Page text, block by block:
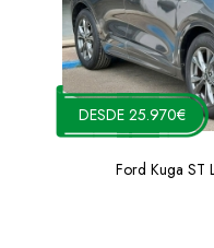
DESDE 25.970€
Ford Kuga ST